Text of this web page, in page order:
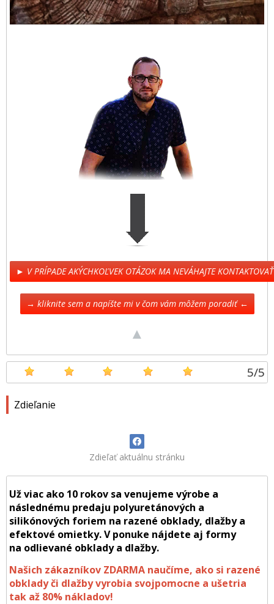
► V PRÍPADE AKÝCHKOĽVEK OTÁZOK MA NEVÁHAJTE
→ kliknite sem a napíšte mi v čom vám môžem poradiť ←
▲
5/5
Zdieľanie
Zdieľať aktuálnu stránku
Už viac ako 10 rokov sa venujeme výrobe a
následnému predaju polyuretánových a
silikónových foriem na razené obklady, dlažby a
efektové omietky. V ponuke nájdete aj formy
na odlievané obklady a dlažby.
Našich zákazníkov ZDARMA naučíme, ako si razené
obklady či dlažby vyrobia svojpomocne a ušetria
tak až 80% nákladov!